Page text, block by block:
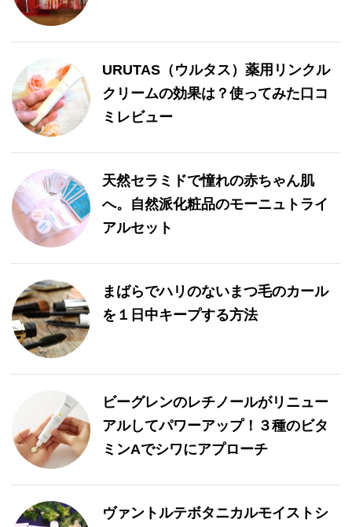
URUTAS（ウルタス）薬用リンクル
クリームの効果は？使ってみた口コ
ミレビュー
天然セラミドで憧れの赤ちゃん肌
へ。自然派化粧品のモーニュトライ
アルセット
まばらでハリのないまつ毛のカール
を１日中キープする方法
ビーグレンのレチノールがリニュー
アルしてパワーアップ！３種のビタ
ミンAでシワにアプローチ
ヴァントルテボタニカルモイストシ